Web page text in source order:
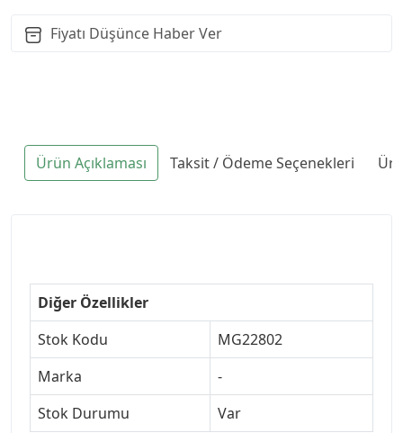
Fiyatı Düşünce Haber Ver
Ürün Açıklaması Taksit / Ödeme Seçenekleri
Diğer Özellikler
Stok Kodu
MG22802
Marka
-
Stok Durumu
Var